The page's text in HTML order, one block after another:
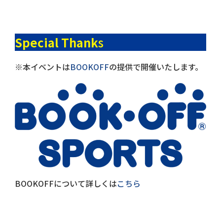
Special Thanks
※本イベントはBOOKOFFの提供で開催いたします。
BOOKOFFについて詳しくはこちら